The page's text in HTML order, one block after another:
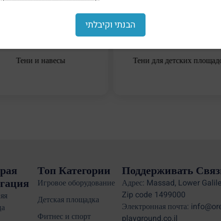
Тени и навесы Тени для детских
Топ Категории
Игровое оборудование
Детская площадка
Фитнес и спорт
Поддерживать
Адрес: Massad, Lower
Zip code 1499000
Электронная почта:
playground.co.il
הבנתי וקיבלתי